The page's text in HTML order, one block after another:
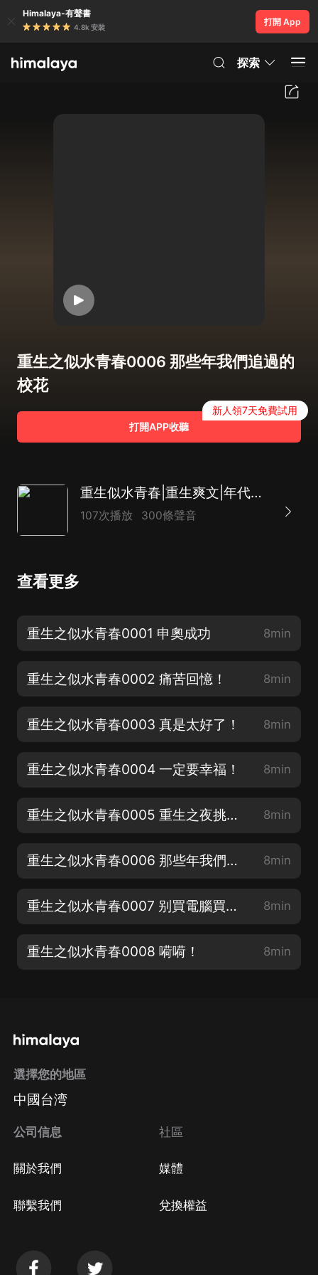
Himalaya-有聲書
4.8k 安裝
打開 App
探索
重生之似水青春0006 那些年我們追過的
校花
打開APP收聽
新人領7天免費試用
重生似水青春|重生爽文|年代文|魚人二代|多人有聲劇
107次播放 300條聲音
查看更多
重生之似水青春0001 申奧成功 8min
重生之似水青春0002 痛苦回憶！ 8min
重生之似水青春0003 真是太好了！ 8min
重生之似水青春0004 一定要幸福！ 8min
重生之似水青春0005 重生之夜挑燈夜戰！ 8min
重生之似水青春0006 那些年我們追過的校花 8min
重生之似水青春0007 别買電腦買房子 8min
重生之似水青春0008 嗬嗬！ 8min
選擇您的地區
中國台湾
公司信息
關於我們
聯繫我們
社區
媒體
兌換權益